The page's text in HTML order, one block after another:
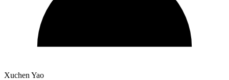
Xuchen Yao